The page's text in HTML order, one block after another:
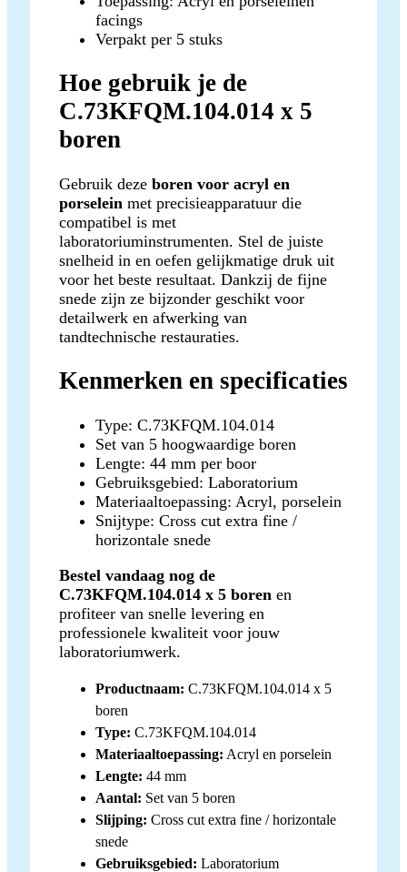
facings
Verpakt per 5 stuks
Hoe gebruik je de
C.73KFQM.104.014 x 5
boren
Gebruik deze boren voor acryl en
porselein met precisieapparatuur die
compatibel is met
laboratoriuminstrumenten. Stel de juiste
snelheid in en oefen gelijkmatige druk uit
voor het beste resultaat. Dankzij de fijne
snede zijn ze bijzonder geschikt voor
detailwerk en afwerking van
tandtechnische restauraties.
Kenmerken en specificaties
Type: C.73KFQM.104.014
Set van 5 hoogwaardige boren
Lengte: 44 mm per boor
Gebruiksgebied: Laboratorium
Materiaaltoepassing: Acryl, porselein
Snijtype: Cross cut extra fine /
horizontale snede
Bestel vandaag nog de
C.73KFQM.104.014 x 5 boren en
profiteer van snelle levering en
professionele kwaliteit voor jouw
laboratoriumwerk.
Productnaam: C.73KFQM.104.014 x 5
boren
Type: C.73KFQM.104.014
Materiaaltoepassing: Acryl en porselein
Lengte: 44 mm
Aantal: Set van 5 boren
Slijping: Cross cut extra fine / horizontale
snede
Gebruiksgebied: Laboratorium